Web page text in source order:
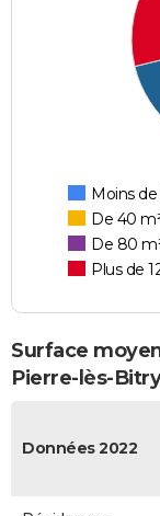
Moins
De 40
De 80
Plus de
Surface
Pierre-lès-Bitry
Données 2022